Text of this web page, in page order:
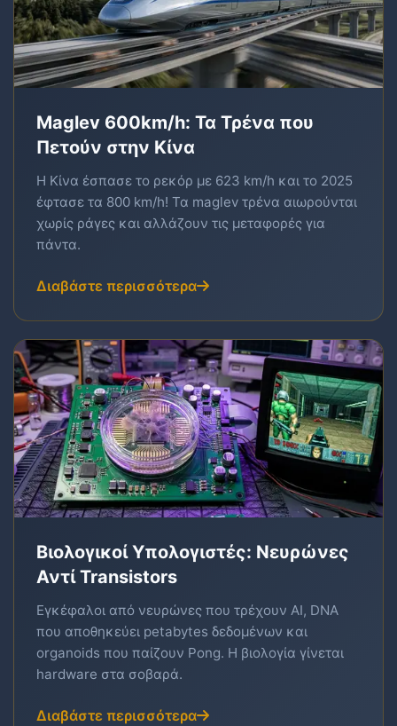
Maglev 600km/h: Τα Τρένα που
Πετούν στην Κίνα
Η Κίνα έσπασε το ρεκόρ με 623 km/h και το 2025
έφτασε τα 800 km/h! Τα maglev τρένα αιωρούνται
χωρίς ράγες και αλλάζουν τις μεταφορές για
πάντα.
Διαβάστε περισσότερα
Βιολογικοί Υπολογιστές: Νευρώνες
Αντί Transistors
Εγκέφαλοι από νευρώνες που τρέχουν AI, DNA
που αποθηκεύει petabytes δεδομένων και
organoids που παίζουν Pong. Η βιολογία γίνεται
hardware στα σοβαρά.
Διαβάστε περισσότερα